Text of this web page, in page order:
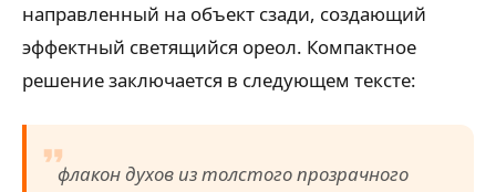
направленный на объект сзади, создающий
эффектный светящийся ореол. Компактное
решение заключается в следующем тексте:
флакон духов из толстого прозрачного